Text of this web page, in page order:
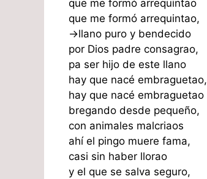
que me formó arrequintao
que me formó arrequintao,
->llano puro y bendecido
por Dios padre consagrao,
pa ser hijo de este llano
hay que nacé embraguetao,
hay que nacé embraguetao
bregando desde pequeño,
con animales malcriaos
ahí el pingo muere fama,
casi sin haber llorao
y el que se salva seguro,